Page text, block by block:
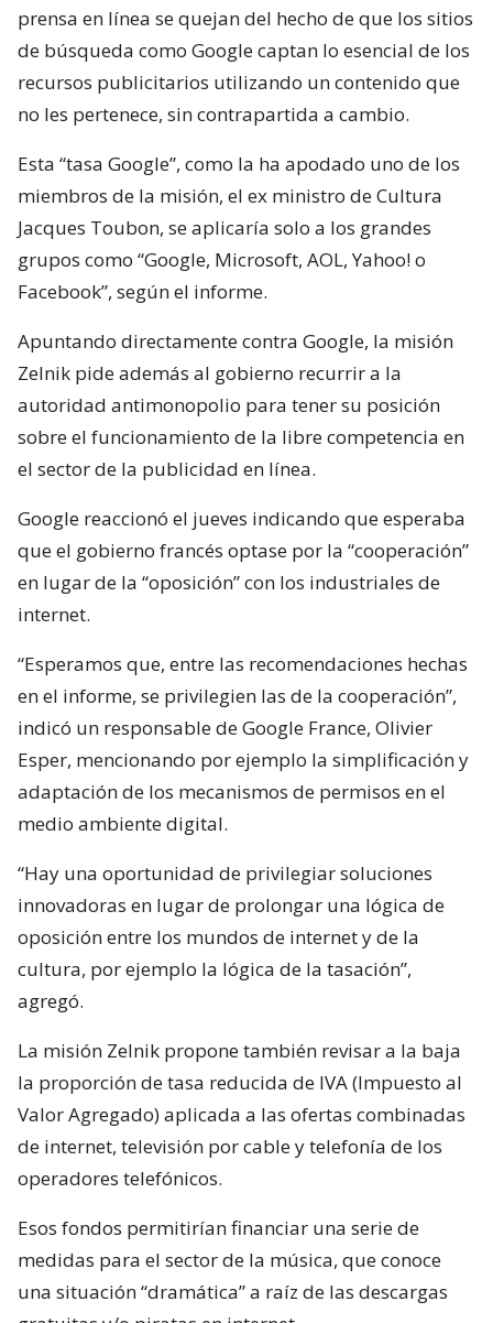
prensa en línea se quejan del hecho de que los sitios
de búsqueda como Google captan lo esencial de los
recursos publicitarios utilizando un contenido que
no les pertenece, sin contrapartida a cambio.
Esta “tasa Google”, como la ha apodado uno de los
miembros de la misión, el ex ministro de Cultura
Jacques Toubon, se aplicaría solo a los grandes
grupos como “Google, Microsoft, AOL, Yahoo! o
Facebook”, según el informe.
Apuntando directamente contra Google, la misión
Zelnik pide además al gobierno recurrir a la
autoridad antimonopolio para tener su posición
sobre el funcionamiento de la libre competencia en
el sector de la publicidad en línea.
Google reaccionó el jueves indicando que esperaba
que el gobierno francés optase por la “cooperación”
en lugar de la “oposición” con los industriales de
internet.
“Esperamos que, entre las recomendaciones hechas
en el informe, se privilegien las de la cooperación”,
indicó un responsable de Google France, Olivier
Esper, mencionando por ejemplo la simplificación y
adaptación de los mecanismos de permisos en el
medio ambiente digital.
“Hay una oportunidad de privilegiar soluciones
innovadoras en lugar de prolongar una lógica de
oposición entre los mundos de internet y de la
cultura, por ejemplo la lógica de la tasación”,
agregó.
La misión Zelnik propone también revisar a la baja
la proporción de tasa reducida de IVA (Impuesto al
Valor Agregado) aplicada a las ofertas combinadas
de internet, televisión por cable y telefonía de los
operadores telefónicos.
Esos fondos permitirían financiar una serie de
medidas para el sector de la música, que conoce
una situación “dramática” a raíz de las descargas